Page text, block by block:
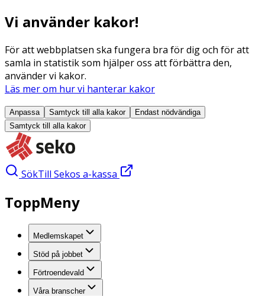
Vi använder kakor!
För att webbplatsen ska fungera bra för dig och för att
samla in statistik som hjälper oss att förbättra den,
använder vi kakor.
Läs mer om hur vi hanterar kakor
Anpassa Samtyck till alla kakor
Endast nödvändiga
Samtyck till alla kakor
SökTill Sekos a-kassa
ToppMeny
Medlemskapet
Stöd på jobbet
Förtroendevald
Våra branscher